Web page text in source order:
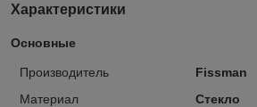
Характеристики
Основные
Производитель
Fissman
Материал
Стекло